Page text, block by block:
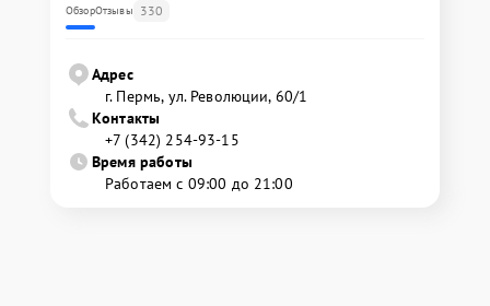
ОбзорОтзывы 330
Адрес
г. Пермь, ул. ​Революции, 60/1
Контакты
+7 (342) 254-93-15
Время работы
Работаем с 09:00 до 21:00